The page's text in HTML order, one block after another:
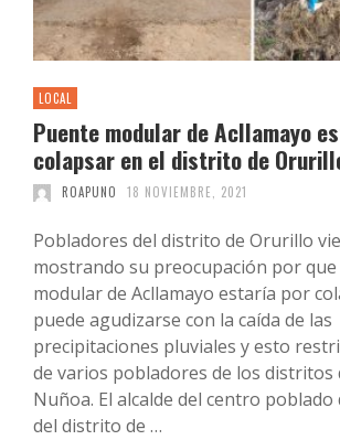
LOCAL
Puente modular de Acllamayo
colapsar en el distrito de
ROAPUNO 18 NOVIEMBRE, 2021
Pobladores del distrito de Orurillo
mostrando su preocupación por
modular de Acllamayo estaría por
puede agudizarse con la caída de las
precipitaciones pluviales y esto
de varios pobladores de los distritos
Nuñoa. El alcalde del centro poblado
del distrito de …